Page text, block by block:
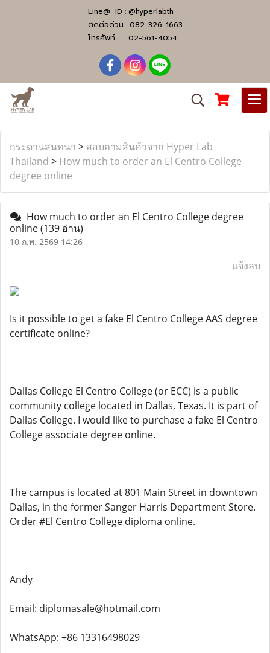
Line@ ID : @hyperlabth
ติดต่อด่วน : 082-326-1663
โทรศัพท์ : 02-561-4054
กระดานสนทนา > สอบถามสินค้าจาก Hyper Lab
Thailand > How much to order an El Centro College
degree online
How much to order an El Centro College degree
online(139 อ่าน)
10 ก.พ. 2569 14:26
แจ้งลบ
Is it possible to get a fake El Centro College AAS degree
certificate online?
Dallas College El Centro College (or ECC) is a public
community college located in Dallas, Texas. It is part of
Dallas College. I would like to purchase a fake El Centro
College associate degree online.
The campus is located at 801 Main Street in downtown
Dallas, in the former Sanger Harris Department Store.
Order #El Centro College diploma online.
Andy
Email: diplomasale@hotmail.com
WhatsApp: +86 13316498029